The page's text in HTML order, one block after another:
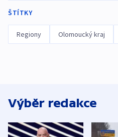
ŠTÍTKY
Regiony Olomoucký kraj
Výběr redakce